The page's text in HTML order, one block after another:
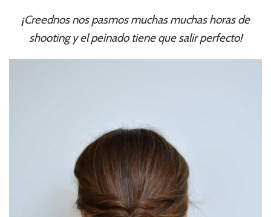
¡Creednos nos pasmos muchas muchas horas de
shooting y el peinado tiene que salir perfecto!